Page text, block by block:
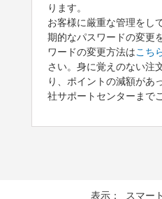
ります。
お客様に厳重な管理をし
期的なパスワードの変更
ワードの変更方法はこち
さい。身に覚えのない注
り、ポイントの減額があ
社サポートセンターまで
表示： スマー